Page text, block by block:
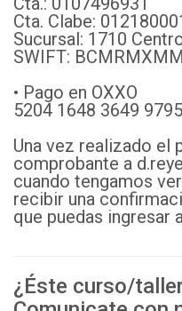
Cta. Clabe:
Sucursal: 1710
SWIFT:
• Pago en OXXO
5204 1648 3649 9795
Una vez realizado el
comprobante a
cuando tengamos
recibir una
que puedas ingresar
¿Éste curso/